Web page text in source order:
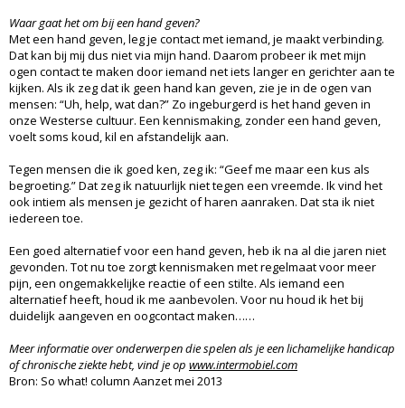
Waar gaat het om bij een hand geven?
Met een hand geven, leg je contact met iemand, je maakt verbinding.
Dat kan bij mij dus niet via mijn hand. Daarom probeer ik met mijn
ogen contact te maken door iemand net iets langer en gerichter aan te
kijken. Als ik zeg dat ik geen hand kan geven, zie je in de ogen van
mensen: “Uh, help, wat dan?” Zo ingeburgerd is het hand geven in
onze Westerse cultuur. Een kennismaking, zonder een hand geven,
voelt soms koud, kil en afstandelijk aan.
Tegen mensen die ik goed ken, zeg ik: “Geef me maar een kus als
begroeting.” Dat zeg ik natuurlijk niet tegen een vreemde. Ik vind het
ook intiem als mensen je gezicht of haren aanraken. Dat sta ik niet
iedereen toe.
Een goed alternatief voor een hand geven, heb ik na al die jaren niet
gevonden. Tot nu toe zorgt kennismaken met regelmaat voor meer
pijn, een ongemakkelijke reactie of een stilte. Als iemand een
alternatief heeft, houd ik me aanbevolen. Voor nu houd ik het bij
duidelijk aangeven en oogcontact maken……
Meer informatie over onderwerpen die spelen als je een lichamelijke handicap
of chronische ziekte hebt, vind je op www.intermobiel.com
Bron: So what! column Aanzet mei 2013